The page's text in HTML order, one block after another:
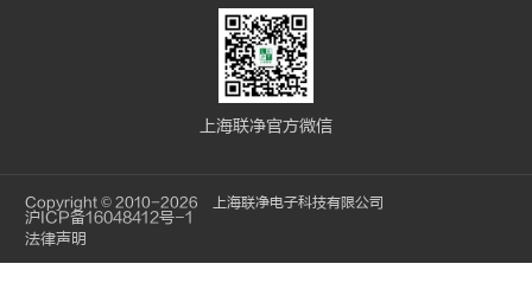
上海联净官方微信
Copyright © 2010-2026 上海联净电子科技有限公司
沪ICP备16048412号-1
法律声明